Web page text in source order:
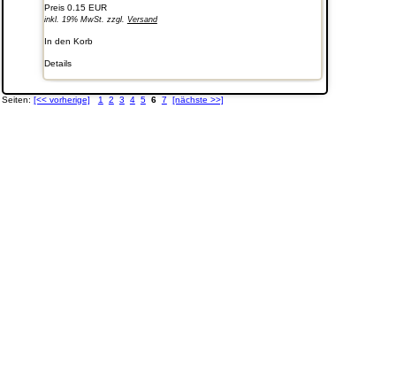
Preis 0.15 EUR
inkl. 19% MwSt. zzgl. Versand
In den Korb
Details
Seiten: [<< vorherige] 1 2 3 4 5 6 7 [nächste >>]